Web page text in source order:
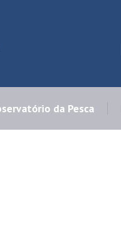
da Pesca